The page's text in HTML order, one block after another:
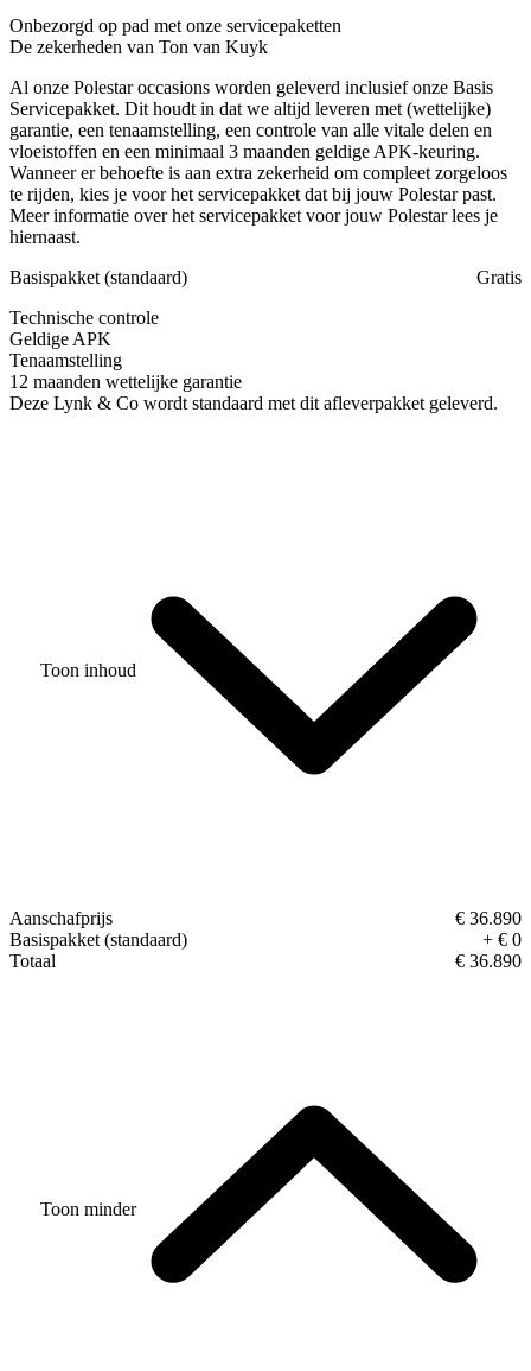
Onbezorgd op pad met onze servicepaketten
De zekerheden van Ton van Kuyk
Al onze Polestar occasions worden geleverd inclusief onze Basis
Servicepakket. Dit houdt in dat we altijd leveren met (wettelijke)
garantie, een tenaamstelling, een controle van alle vitale delen en
vloeistoffen en een minimaal 3 maanden geldige APK-keuring.
Wanneer er behoefte is aan extra zekerheid om compleet zorgeloos
te rijden, kies je voor het servicepakket dat bij jouw Polestar past.
Meer informatie over het servicepakket voor jouw Polestar lees je
hiernaast.
Basispakket (standaard)
Gratis
Technische controle
Geldige APK
Tenaamstelling
12 maanden wettelijke garantie
Deze Lynk & Co wordt standaard met dit afleverpakket geleverd.
Toon inhoud
Aanschafprijs
€ 36.890
Basispakket (standaard)
+ € 0
Totaal
€ 36.890
Toon minder